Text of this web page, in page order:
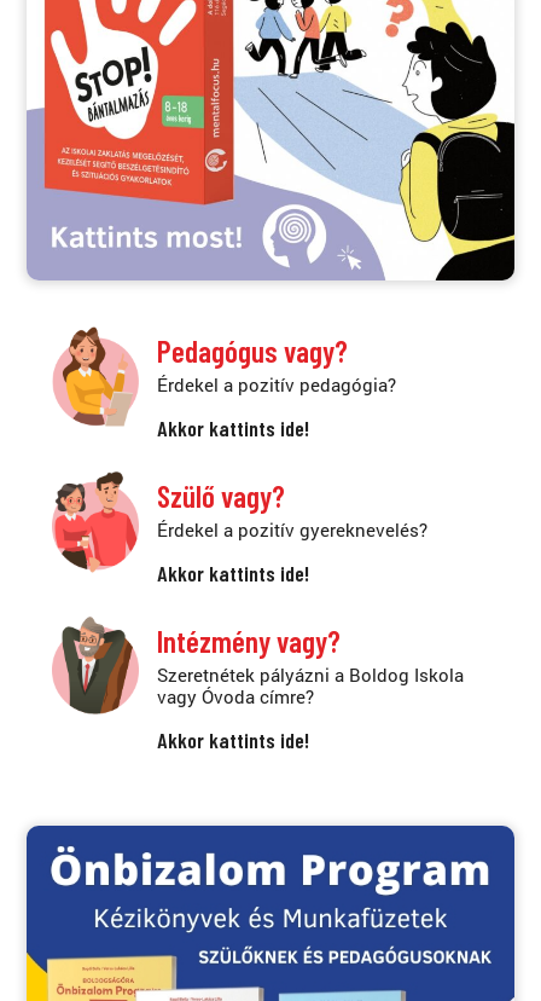
Pedagógus vagy?
Érdekel a pozitív pedagógia?
Akkor kattints ide!
Szülő vagy?
Érdekel a pozitív gyereknevelés?
Akkor kattints ide!
Intézmény vagy?
Szeretnétek pályázni a Boldog Iskola
vagy Óvoda címre?
Akkor kattints ide!